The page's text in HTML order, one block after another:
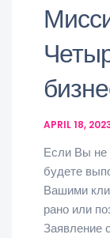
APRIL 18,
Если Вы не
будете
Вашими
рано или
Заявление